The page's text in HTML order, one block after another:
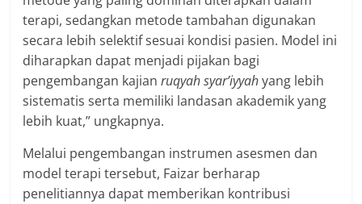
terapi, sedangkan metode tambahan digunakan
secara lebih selektif sesuai kondisi pasien. Model ini
diharapkan dapat menjadi pijakan bagi
pengembangan kajianruqyah syar’iyyahyang lebih
sistematis serta memiliki landasan akademik yang
lebih kuat,” ungkapnya.
Melalui pengembangan instrumen asesmen dan
model terapi tersebut, Faizar berharap
penelitiannya dapat memberikan kontribusi